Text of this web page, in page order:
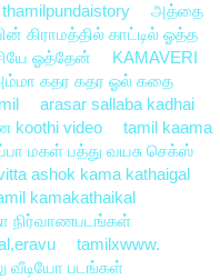
thamilpundaistory
அத்தை
கிராமத்தில் காட்டில் ஓத்த
ஓத்தேன்
KAMAVERI
கதர கதர ஓல் கதை
arasar sallaba kadhai
video
tamil kaama
மகள் பத்து வயசு செக்ஸ்
ashok kama kathaigal
kamakathaikal
நிர்வாணபடங்கள்
tamilxwww.
வீடியோ படங்கள்